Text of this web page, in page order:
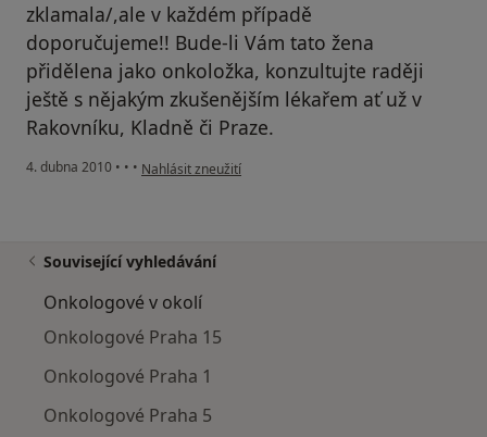
zklamala/,ale v každém případě
doporučujeme!! Bude-li Vám tato žena
přidělena jako onkoložka, konzultujte raději
ještě s nějakým zkušenějším lékařem ať už v
Rakovníku, Kladně či Praze.
4. dubna 2010 • • • podle názoru uživatele Váš účet byl odstraněn
Nahlásit zneužití
Související vyhledávání
Onkologové v okolí
Onkologové Praha 15
Onkologové Praha 1
Onkologové Praha 5